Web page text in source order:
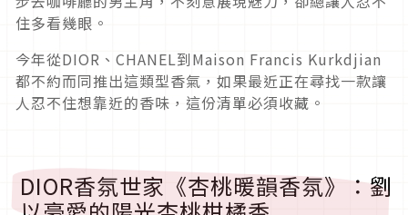
住多看幾眼。
今年從DIOR、CHANEL到Maison Francis Kurkdjian
都不約而同推出這類型香氣，如果最近正在尋找一款讓
人忍不住想靠近的香味，這份清單必須收藏。
DIOR香氛世家《杏桃暖韻香氛》：劉